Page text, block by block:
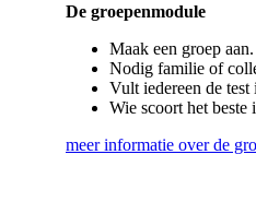
De groepenmodule
Maak een groep aan.
Nodig familie of
Vult iedereen de test
Wie scoort het beste
meer informatie over de